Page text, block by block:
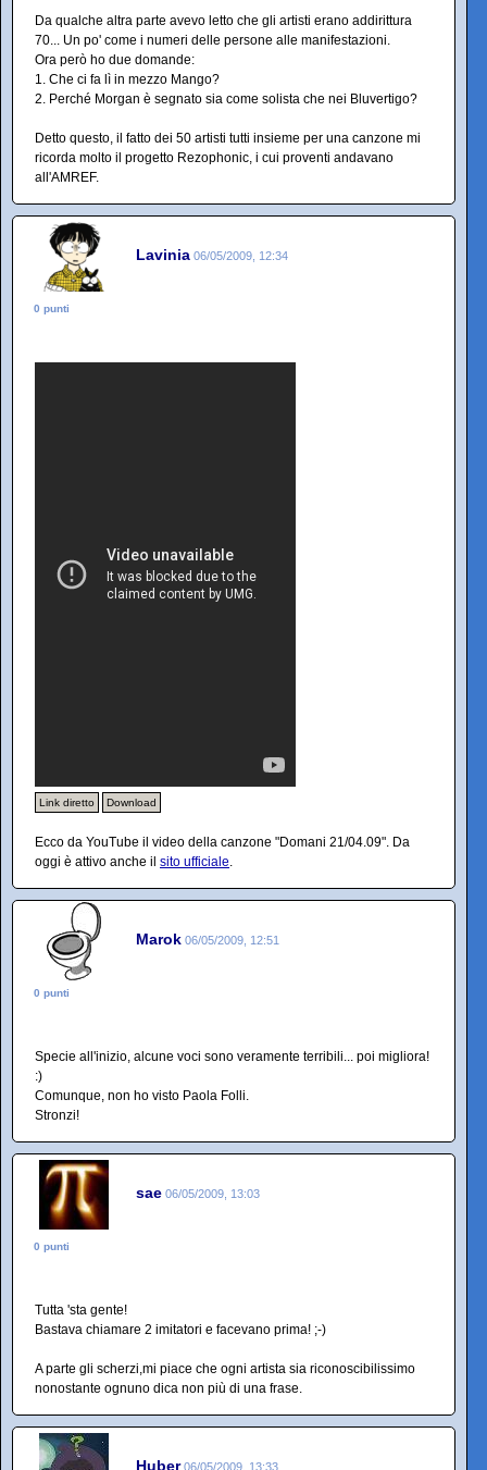
Da qualche altra parte avevo letto che gli artisti erano addirittura
70... Un po' come i numeri delle persone alle manifestazioni.
Ora però ho due domande:
1. Che ci fa lì in mezzo Mango?
2. Perché Morgan è segnato sia come solista che nei Bluvertigo?
Detto questo, il fatto dei 50 artisti tutti insieme per una canzone mi
ricorda molto il progetto Rezophonic, i cui proventi andavano
all'AMREF.
Lavinia 06/05/2009, 12:34
0 punti
Link diretto Download
Ecco da YouTube il video della canzone "Domani 21/04.09". Da
oggi è attivo anche il sito ufficiale.
Marok 06/05/2009, 12:51
0 punti
Specie all'inizio, alcune voci sono veramente terribili... poi migliora!
:)
Comunque, non ho visto Paola Folli.
Stronzi!
sae 06/05/2009, 13:03
0 punti
Tutta 'sta gente!
Bastava chiamare 2 imitatori e facevano prima! ;-)
A parte gli scherzi,mi piace che ogni artista sia riconoscibilissimo
nonostante ognuno dica non più di una frase.
Huber 06/05/2009, 13:33